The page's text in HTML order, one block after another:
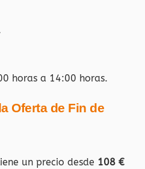
horas a 14:00 horas.
Oferta de Fin de
un precio desde 108 €